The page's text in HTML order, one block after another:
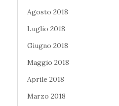
Agosto 2018
Luglio 2018
Giugno 2018
Maggio 2018
Aprile 2018
Marzo 2018